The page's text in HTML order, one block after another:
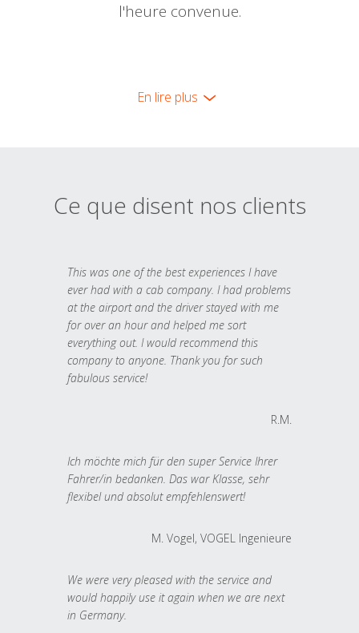
l'heure convenue.
En lire plus
Ce que disent nos clients
This was one of the best experiences I have
ever had with a cab company. I had problems
at the airport and the driver stayed with me
for over an hour and helped me sort
everything out. I would recommend this
company to anyone. Thank you for such
fabulous service!
R.M.
Ich möchte mich für den super Service Ihrer
Fahrer/in bedanken. Das war Klasse, sehr
flexibel und absolut empfehlenswert!
M. Vogel, VOGEL Ingenieure
We were very pleased with the service and
would happily use it again when we are next
in Germany.